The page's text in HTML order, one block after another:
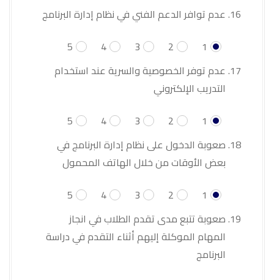
عدم توافر الدعم الفني في نظام إدارة البرنامج
1
2
3
4
5
عدم توفر الخصوصية والسرية عند استخدام
التدريب الإلكتروني
1
2
3
4
5
صعوبة الدخول على نظام إدارة البرنامج في
بعض الأوقات من خلال الهاتف المحمول
1
2
3
4
5
صعوبة تتبع مدى تقدم الطلاب في انجاز
المهام الموكلة إليهم أثناء التقدم في دراسة
البرنامج